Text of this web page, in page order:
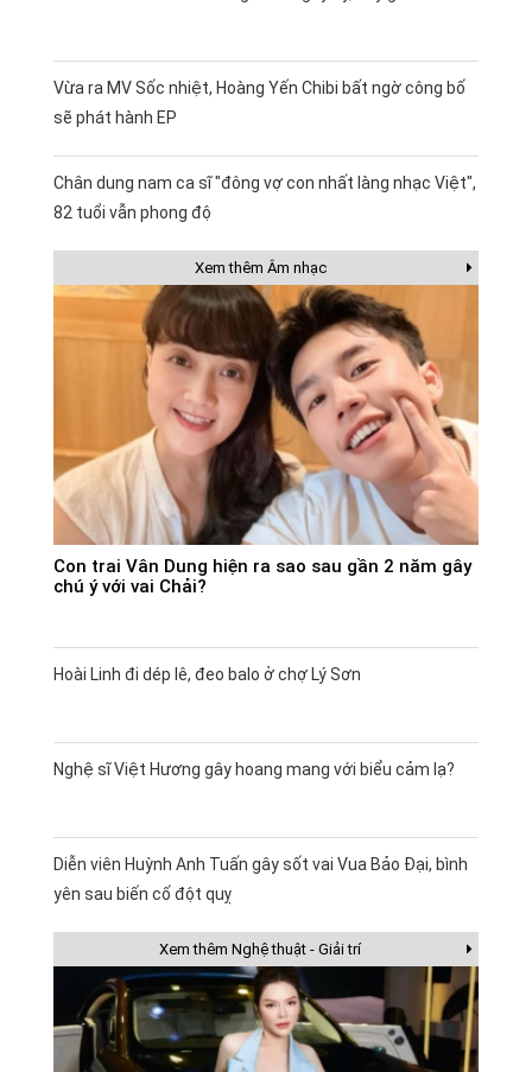
Vừa ra MV Sốc nhiệt, Hoàng Yến Chibi bất ngờ công bố
sẽ phát hành EP
Chân dung nam ca sĩ "đông vợ con nhất làng nhạc Việt",
82 tuổi vẫn phong độ
Xem thêm Âm nhạc
Con trai Vân Dung hiện ra sao sau gần 2 năm gây
chú ý với vai Chải?
Hoài Linh đi dép lê, đeo balo ở chợ Lý Sơn
Nghệ sĩ Việt Hương gây hoang mang với biểu cảm lạ?
Diễn viên Huỳnh Anh Tuấn gây sốt vai Vua Bảo Đại, bình
yên sau biến cố đột quỵ
Xem thêm Nghệ thuật - Giải trí